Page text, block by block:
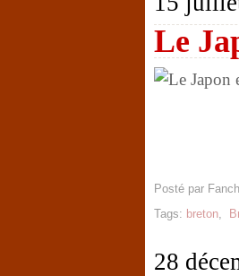
Le
Posté par
Tags: breton,
28